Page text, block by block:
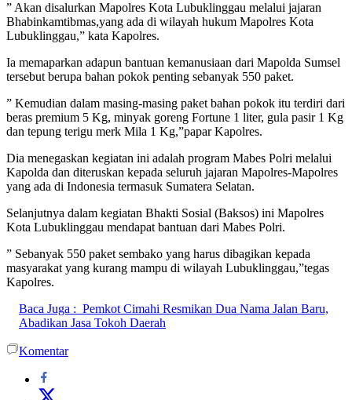
” Akan disalurkan Mapolres Kota Lubuklinggau melalui jajaran
Bhabinkamtibmas,yang ada di wilayah hukum Mapolres Kota
Lubuklinggau,” kata Kapolres.
Ia memaparkan adapun bantuan kemanusiaan dari Mapolda Sumsel
tersebut berupa bahan pokok penting sebanyak 550 paket.
” Kemudian dalam masing-masing paket bahan pokok itu terdiri dari
beras premium 5 Kg, minyak goreng Fortune 1 liter, gula pasir 1 Kg
dan tepung terigu merk Mila 1 Kg,”papar Kapolres.
Dia menegaskan kegiatan ini adalah program Mabes Polri melalui
Kapolda dan diteruskan kepada seluruh jajaran Mapolres-Mapolres
yang ada di Indonesia termasuk Sumatera Selatan.
Selanjutnya dalam kegiatan Bhakti Sosial (Baksos) ini Mapolres
Kota Lubuklinggau mendapat bantuan dari Mabes Polri.
” Sebanyak 550 paket sembako yang harus dibagikan kepada
masyarakat yang kurang mampu di wilayah Lubuklinggau,”tegas
Kapolres.
Baca Juga : Pemkot Cimahi Resmikan Dua Nama Jalan Baru,
Abadikan Jasa Tokoh Daerah
Komentar